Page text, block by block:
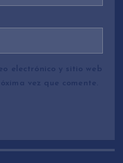
electrónico y sitio web
vez que comente.